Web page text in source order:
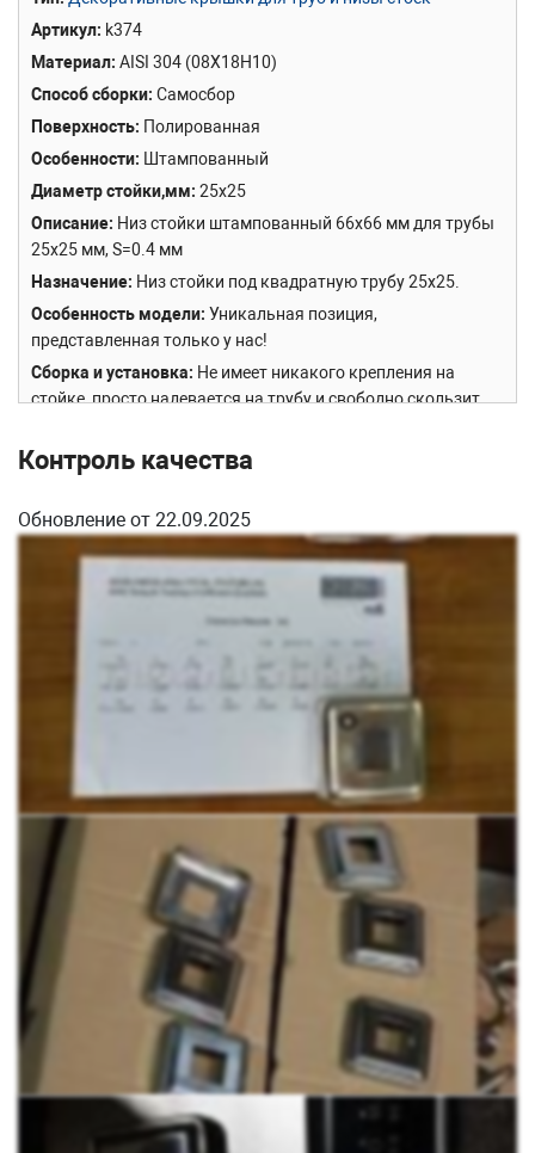
Артикул k374
Материал AISI 304 (08Х18Н10)
Способ сборки Самосбор
Поверхность Полированная
Особенности
Штампованный
Диаметр стойки,мм 25х25
Описание Низ стойки штампованный 66х66 мм для трубы
25х25 мм, S=0.4 мм
Назначение Низ стойки под квадратную трубу 25х25.
Особенность модели Уникальная позиция,
представленная только у нас!
Сборка и установка
Не имеет никакого крепления на
стойке, просто надевается на трубу и свободно скользит
Контроль качества
Обновление от 22.09.2025